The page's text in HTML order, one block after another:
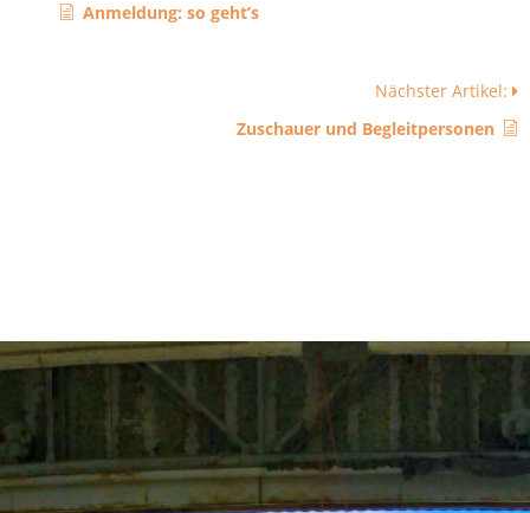
Anmeldung: so geht’s
Nächster Artikel:
Zuschauer und Begleitpersonen